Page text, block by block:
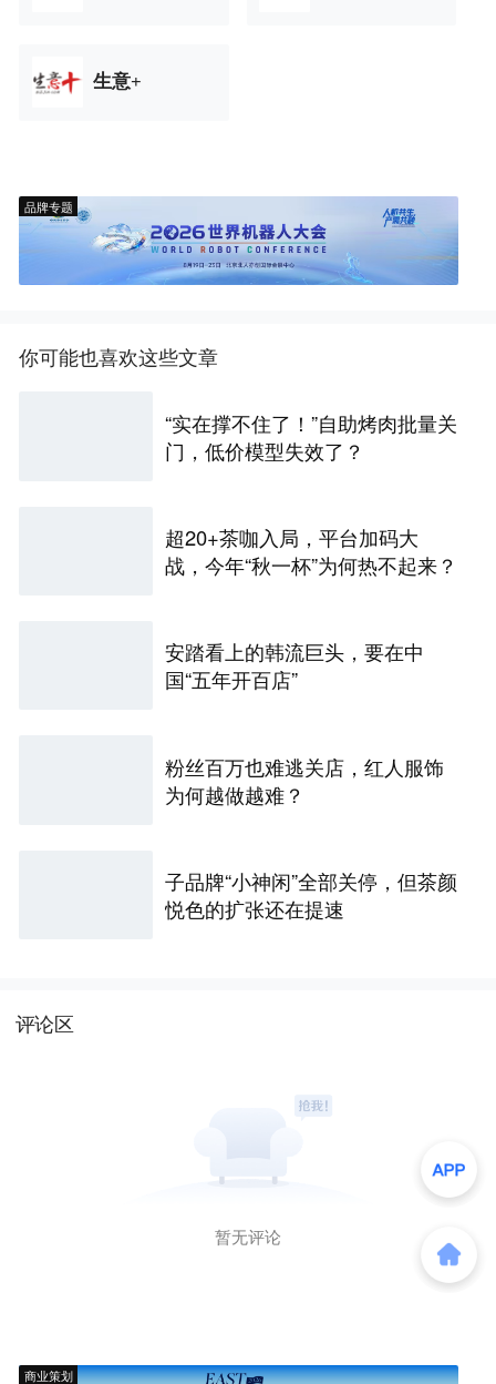
生意+
品牌专题
你可能也喜欢这些文章
“实在撑不住了！”自助烤肉批量关
门，低价模型失效了？
超20+茶咖入局，平台加码大
战，今年“秋一杯”为何热不起来？
安踏看上的韩流巨头，要在中
国“五年开百店”
粉丝百万也难逃关店，红人服饰
为何越做越难？
子品牌“小神闲”全部关停，但茶颜
悦色的扩张还在提速
评论区
暂无评论
商业策划